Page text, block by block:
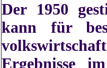
Der 1950
kann für
Ergebnisse